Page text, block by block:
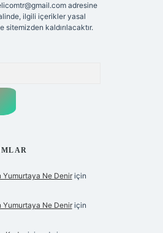
adresine
ilgili içerikler yasal
sitemizden kaldırılacaktır.
Yumurtaya Ne Deniriçin
Yumurtaya Ne Deniriçin